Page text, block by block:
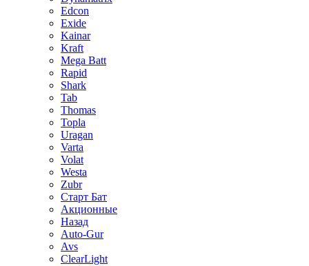
Edcon
Exide
Kainar
Kraft
Mega Batt
Rapid
Shark
Tab
Thomas
Topla
Uragan
Varta
Volat
Westa
Zubr
Старт Бат
Акционные
Назад
Auto-Gur
Avs
ClearLight